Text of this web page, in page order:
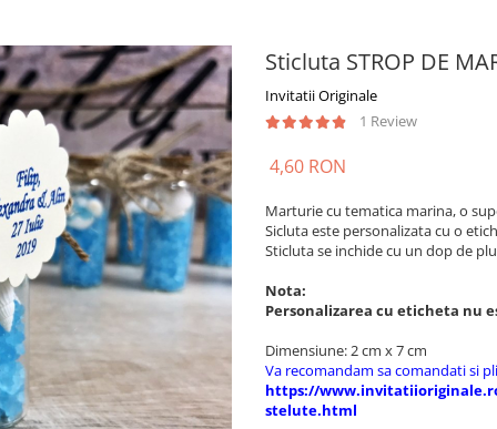
Sticluta STROP DE
Invitatii Originale
1 Review
4,60 RON
Marturie cu tematica marina, o
Sicluta este personalizata cu o
Sticluta se inchide cu un dop de
Nota:
Personalizarea cu eticheta nu
Dimensiune: 2 cm x 7 cm
Va recomandam sa comandati si
https://
stelute.html